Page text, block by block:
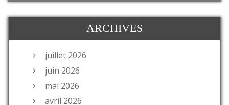
ARCHIVES
juillet 2026
juin 2026
mai 2026
avril 2026